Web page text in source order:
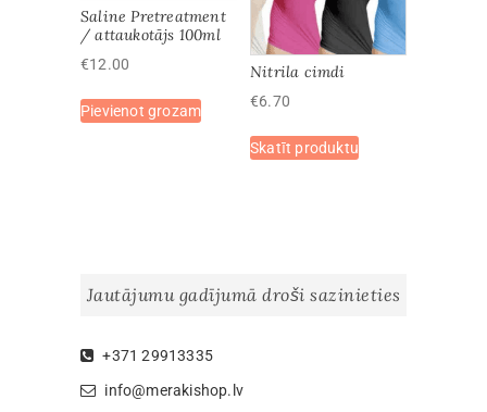
the
product
Saline Pretreatment
/ attaukotājs 100ml
€12.00
Pievienot grozam
Nitrila cimdi
€6.70
Skatīt produktuproduct
may
Jautājumu gadījumā droši sazinieties
+371 29913335
info@merakishop.lv